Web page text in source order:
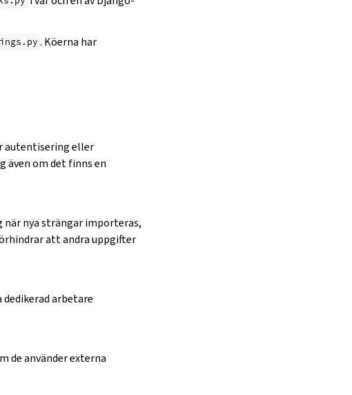
. Köerna har
autentisering eller
även om det finns en
nya strängar importeras,
att andra uppgifter
arbetare
de använder externa